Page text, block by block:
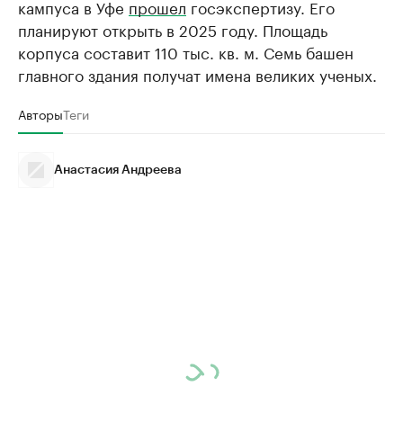
кампуса в Уфе прошел госэкспертизу. Его
планируют открыть в 2025 году. Площадь
корпуса составит 110 тыс. кв. м. Семь башен
главного здания получат имена великих ученых.
АвторыТеги
Анастасия Андреева